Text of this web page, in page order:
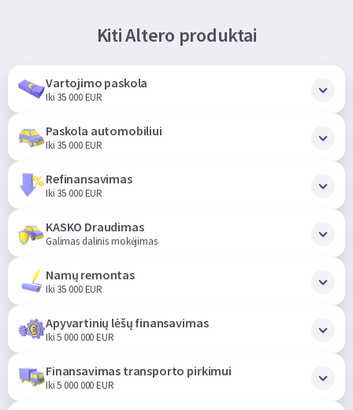
Kiti Altero produktai
Vartojimo paskola
Iki 35 000 EUR
Paskola automobiliui
Iki 35 000 EUR
Refinansavimas
Iki 35 000 EUR
KASKO Draudimas
Galimas dalinis mokėjimas
Namų remontas
Iki 35 000 EUR
Apyvartinių lėšų finansavimas
Iki 5 000 000 EUR
Finansavimas transporto pirkimui
Iki 5 000 000 EUR